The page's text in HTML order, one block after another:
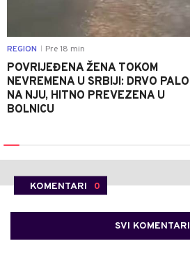
REGION Pre 18 min
POVRIJEĐENA ŽENA TOKOM
NEVREMENA U SRBIJI: DRVO PALO
NA NJU, HITNO PREVEZENA U
BOLNICU
KOMENTARI 0
SVI KOMENTARI